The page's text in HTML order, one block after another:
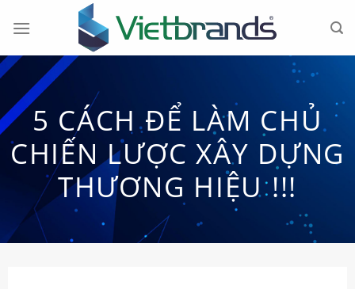
đến
dung
5 CÁCH ĐỂ LÀM CHỦ
CHIẾN LƯỢC XÂY DỰNG
THƯƠNG HIỆU !!!